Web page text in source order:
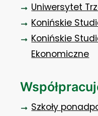
Uniwersytet
Konińskie
Konińskie
Ekonomiczne
Szkoły